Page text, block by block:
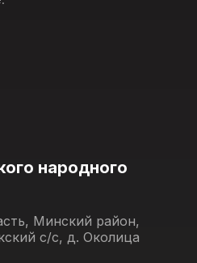
народного
Минский район,
с/с, д. Околица